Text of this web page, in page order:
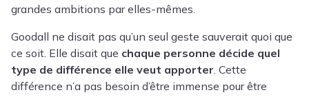
grandes ambitions par elles-mêmes.
Goodall ne disait pas qu’un seul geste sauverait quoi que
ce soit. Elle disait que chaque personne décide quel
type de différence elle veut apporter . Cette
différence n’a pas besoin d’être immense pour être